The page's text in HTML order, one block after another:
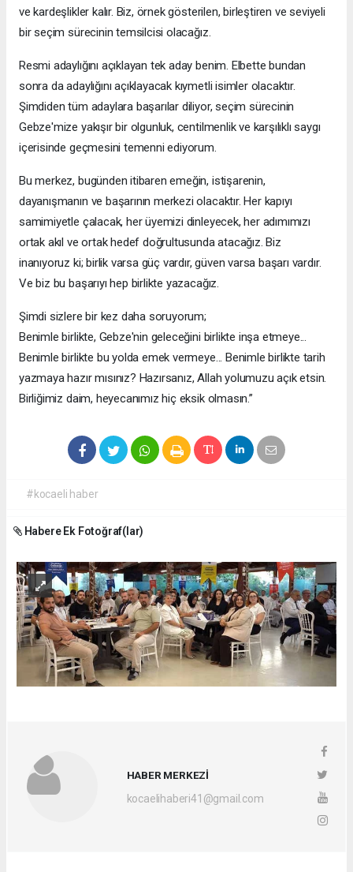
ve kardeşlikler kalır. Biz, örnek gösterilen, birleştiren ve seviyeli
bir seçim sürecinin temsilcisi olacağız.
Resmi adaylığını açıklayan tek aday benim. Elbette bundan
sonra da adaylığını açıklayacak kıymetli isimler olacaktır.
Şimdiden tüm adaylara başarılar diliyor, seçim sürecinin
Gebze'mize yakışır bir olgunluk, centilmenlik ve karşılıklı saygı
içerisinde geçmesini temenni ediyorum.
Bu merkez, bugünden itibaren emeğin, istişarenin,
dayanışmanın ve başarının merkezi olacaktır. Her kapıyı
samimiyetle çalacak, her üyemizi dinleyecek, her adımımızı
ortak akıl ve ortak hedef doğrultusunda atacağız. Biz
inanıyoruz ki; birlik varsa güç vardır, güven varsa başarı vardır.
Ve biz bu başarıyı hep birlikte yazacağız.
Şimdi sizlere bir kez daha soruyorum;
Benimle birlikte, Gebze'nin geleceğini birlikte inşa etmeye...
Benimle birlikte bu yolda emek vermeye... Benimle birlikte tarih
yazmaya hazır mısınız? Hazırsanız, Allah yolumuzu açık etsin.
Birliğimiz daim, heyecanımız hiç eksik olmasın.”
#kocaeli haber
Habere Ek Fotoğraf(lar)
HABER MERKEZİ
kocaelihaberi41@gmail.com